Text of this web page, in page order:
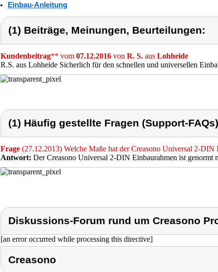
Einbau-Anleitung
(1) Beiträge, Meinungen, Beurteilungen:
Kundenbeitrag** vom 07.12.2016 von R. S. aus Lohheide
R.S. aus Lohheide Sicherlich für den schnellen und universellen
(1) Häufig gestellte Fragen (Support-
Frage (27.12.2013) Welche Maße hat der Creasono Universal 2-DIN
Antwort: Der Creasono Universal 2-DIN Einbaurahmen ist genormt
Diskussions-Forum rund um Creasono
[an error occurred while processing this directive]
Creasono